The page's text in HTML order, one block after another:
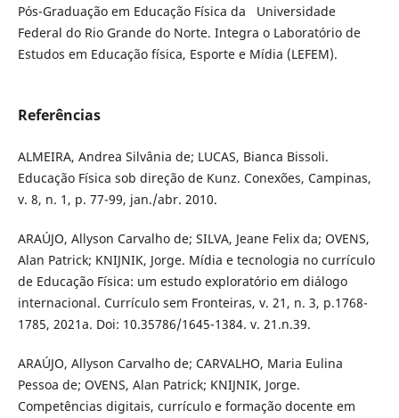
Pós-Graduação em Educação Física da
Universidade
Federal do Rio Grande do Norte. Integra o Laboratório de
Estudos em Educação física, Esporte e Mídia (LEFEM).
Referências
ALMEIRA, Andrea Silvânia de; LUCAS, Bianca Bissoli.
Educação Física sob direção de Kunz. Conexões, Campinas,
v. 8, n. 1, p. 77-99, jan./abr. 2010.
ARAÚJO, Allyson Carvalho de; SILVA, Jeane Felix da; OVENS,
Alan Patrick; KNIJNIK, Jorge. Mídia e tecnologia no currículo
de Educação Física: um estudo exploratório em diálogo
internacional. Currículo sem Fronteiras, v. 21, n. 3, p.1768-
1785, 2021a. Doi: 10.35786/1645-1384. v. 21.n.39.
ARAÚJO, Allyson Carvalho de; CARVALHO, Maria Eulina
Pessoa de; OVENS, Alan Patrick; KNIJNIK, Jorge.
Competências digitais, currículo e formação docente em